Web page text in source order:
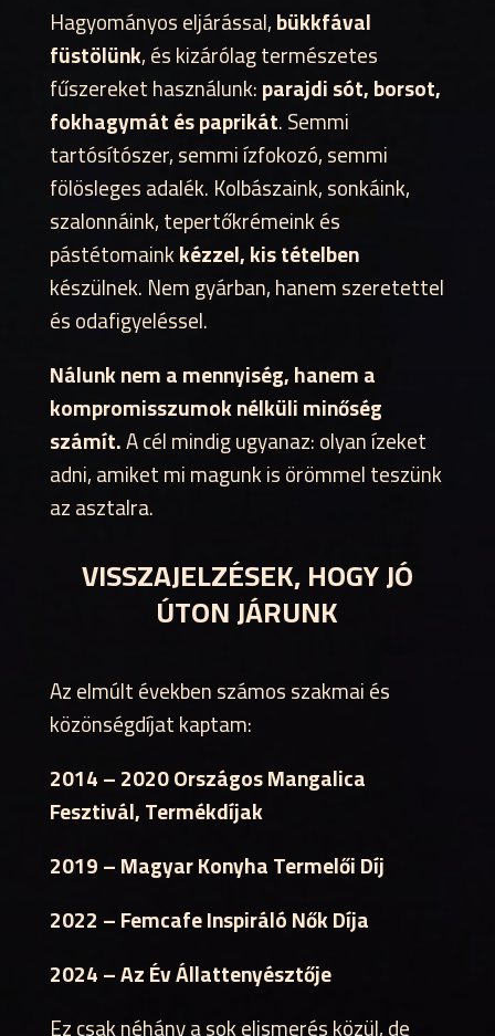
Hagyományos eljárással,bükkfával
füstölünk, és kizárólag természetes
fűszereket használunk:parajdi sót, borsot,
fokhagymát és paprikát. Semmi
tartósítószer, semmi ízfokozó, semmi
fölösleges adalék. Kolbászaink, sonkáink,
szalonnáink, tepertőkrémeink és
pástétomainkkézzel, kis tételben
készülnek. Nem gyárban, hanem szeretettel
és odafigyeléssel.
Nálunk nem a mennyiség, hanem a
kompromisszumok nélküli minőség
számít.A cél mindig ugyanaz: olyan ízeket
adni, amiket mi magunk is örömmel teszünk
az asztalra.
VISSZAJELZÉSEK, HOGY JÓ
ÚTON JÁRUNK
Az elmúlt években számos szakmai és
közönségdíjat kaptam:
2014 – 2020 Országos Mangalica
Fesztivál, Termékdíjak
2019 – Magyar Konyha Termelői Díj
2022 – Femcafe Inspiráló Nők Díja
2024 – Az Év Állattenyésztője
Ez csak néhány a sok elismerés közül, de